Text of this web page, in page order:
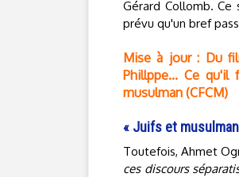
Gérard Collomb. Ce
prévu qu'un bref
Mise à jour : Du
Phillppe... Ce
musulman (CFCM)
« Juifs et
Toutefois, Ahmet
ces discours